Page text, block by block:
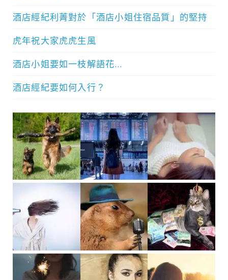
酒店經紀利菁對於「酒店小姐住宿品質」的堅持
虎年祝大家虎虎生風
酒店小姐要如一枝解語花…
酒店經紀要如何入行？